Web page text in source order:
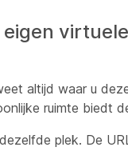
eigen
altijd waar u
ruimte biedt
plek. De